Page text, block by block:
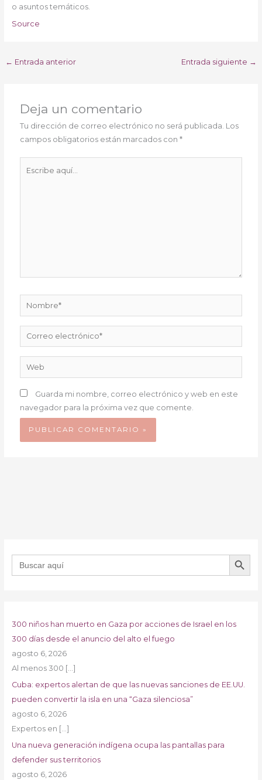
o asuntos temáticos.
Source
← Entrada anterior Entrada siguiente →
Deja un comentario
Tu dirección de correo electrónico no será publicada. Los
campos obligatorios están marcados con*
Nombre*
Correo
electrónico*
Web
Guarda mi nombre, correo electrónico y web en este
navegador para la próxima vez que comente.
Buscar: BOTÓN DE
300 niños han muerto en Gaza por acciones de Israel en los
300 días desde el anuncio del alto el fuego
agosto 6, 2026
Al menos 300 […]
Cuba: expertos alertan de que las nuevas sanciones de EE.UU.
pueden convertir la isla en una “Gaza silenciosa”
agosto 6, 2026
Expertos en […]
Una nueva generación indígena ocupa las pantallas para
defender sus territorios
agosto 6, 2026